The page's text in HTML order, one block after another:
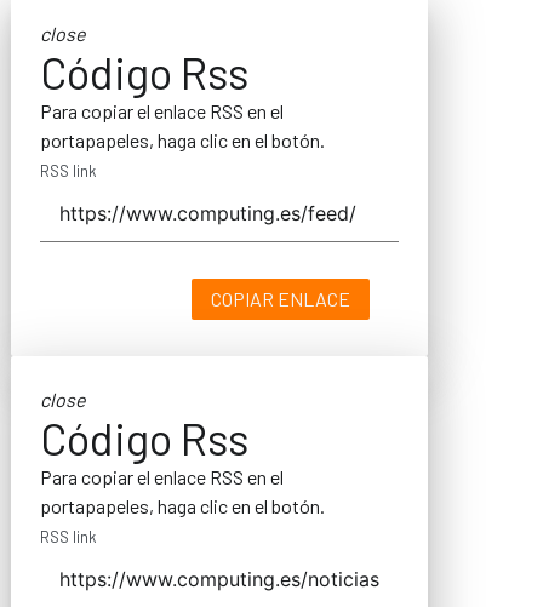
close
Código Rss
Para copiar el enlace RSS en el
portapapeles, haga clic en el botón.
RSS link
COPIAR ENLACE
close
Código Rss
Para copiar el enlace RSS en el
portapapeles, haga clic en el botón.
RSS link